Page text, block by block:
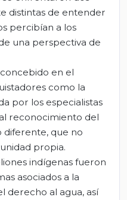
distintas de entender
percibían a los
una perspectiva de
en el
como la
por los especialistas
reconocimiento del
diferente, que no
propia.
indígenas fueron
asociados a la
derecho al agua, así